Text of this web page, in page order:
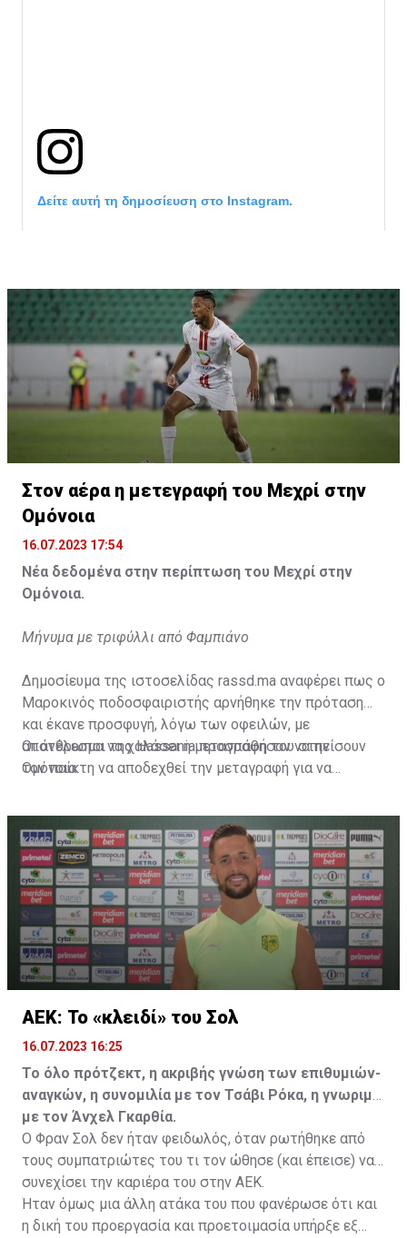
Δείτε αυτή τη δημοσίευση στο Instagram.
Στον αέρα η μετεγραφή του Μεχρί στην
Ομόνοια
16.07.2023 17:54
Νέα δεδομένα στην περίπτωση του Μεχρί στην
Ομόνοια.
Μήνυμα με τριφύλλι από Φαμπιάνο
Δημοσίευμα της ιστοσελίδας rassd.ma αναφέρει πως ο
Μαροκινός ποδοσφαιριστής αρνήθηκε την πρόταση
και έκανε προσφυγή, λόγω των οφειλών, με
αποτέλεσμα να χαλάσει η μεταγραφή του στην
Ομόνοια.
Οι άνθρωποι της Hassania προσπάθησαν να πείσουν
τον παίκτη να αποδεχθεί την μεταγραφή για να
μετακίνησή του, αλλά ο παίκτης αρνήθηκε και επέμεινε
να λύσει το συμβόλαιό του, ώστε να μετακομίσει
ελεύθερα σε οποιαδήποτε νέα ομάδα το τρέχον
καλοκαίρι.
ΑΕΚ: Το «κλειδί» του Σολ
16.07.2023 16:25
Το όλο πρότζεκτ, η ακριβής γνώση των επιθυμιών-
αναγκών, η συνομιλία με τον Τσάβι Ρόκα, η γνωριμία
με τον Άνχελ Γκαρθία.
Ο Φραν Σολ δεν ήταν φειδωλός, όταν ρωτήθηκε από
τους συμπατριώτες του τι τον ώθησε (και έπεισε) να
συνεχίσει την καριέρα του στην ΑΕΚ.
Ήταν όμως μια άλλη ατάκα του που φανέρωσε ότι και
η δική του προεργασία και προετοιμασία υπήρξε εξ